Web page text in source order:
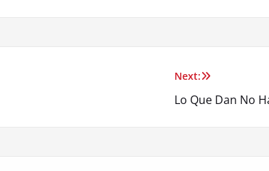
Next:
Lo Que Dan No